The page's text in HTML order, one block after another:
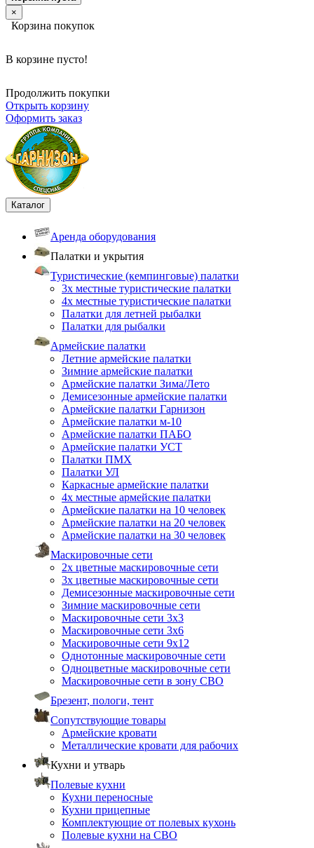
×
Корзина покупок
В корзине пусто!
Продолжить покупки
Открыть корзину
Оформить заказ
Каталог
Аренда оборудования
Палатки и укрытия
Туристические (кемпинговые) палатки
3х местные туристические палатки
4х местные туристические палатки
Палатки для летней рыбалки
Палатки для рыбалки
Армейские палатки
Летние армейские палатки
Зимние армейские палатки
Армейские палатки Зима/Лето
Демисезонные армейские палатки
Армейские палатки Гарнизон
Армейские палатки м-10
Армейские палатки ПАБО
Армейские палатки УСТ
Палатки ПМХ
Палатки УЛ
Каркасные армейские палатки
4х местные армейские палатки
Армейские палатки на 10 человек
Армейские палатки на 20 человек
Армейские палатки на 30 человек
Маскировочные сети
2х цветные маскировочные сети
3х цветные маскировочные сети
Демисезонные маскировочные сети
Зимние маскировочные сети
Маскировочные сети 3х3
Маскировочные сети 3х6
Маскировочные сети 9х12
Однотонные маскировочные сети
Одноцветные маскировочные сети
Маскировочные сети в зону СВО
Брезент, пологи, тент
Сопутствующие товары
Армейские кровати
Металлические кровати для рабочих
Кухни и утварь
Полевые кухни
Кухни переносные
Кухни прицепные
Комплектующие от полевых кухонь
Полевые кухни на СВО